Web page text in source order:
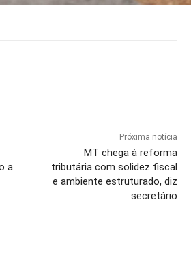
a
Próxima notícia
MT chega à reforma
tributária com solidez fiscal
e ambiente estruturado, diz
secretário